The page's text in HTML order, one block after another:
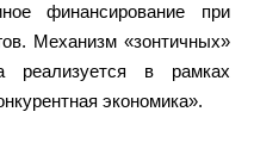
финансирование при
Механизм «зонтичных»
реализуется в рамках
экономика».